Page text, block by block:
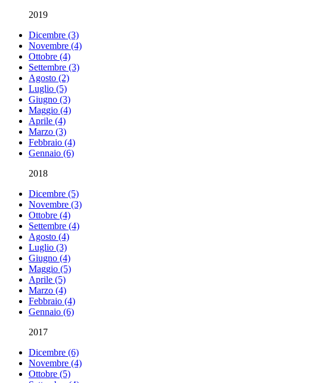
2019
Dicembre (3)
Novembre (4)
Ottobre (4)
Settembre (3)
Agosto (2)
Luglio (5)
Giugno (3)
Maggio (4)
Aprile (4)
Marzo (3)
Febbraio (4)
Gennaio (6)
2018
Dicembre (5)
Novembre (3)
Ottobre (4)
Settembre (4)
Agosto (4)
Luglio (3)
Giugno (4)
Maggio (5)
Aprile (5)
Marzo (4)
Febbraio (4)
Gennaio (6)
2017
Dicembre (6)
Novembre (4)
Ottobre (5)